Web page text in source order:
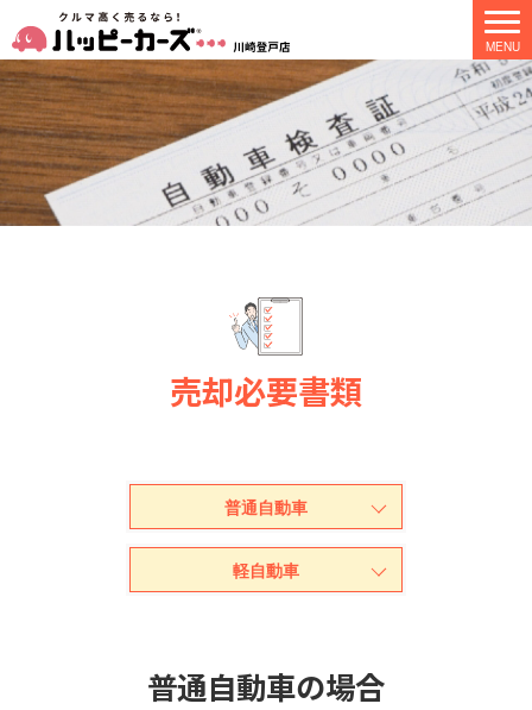
売却必要書類
普通自動車
軽自動車
普通自動車の場合